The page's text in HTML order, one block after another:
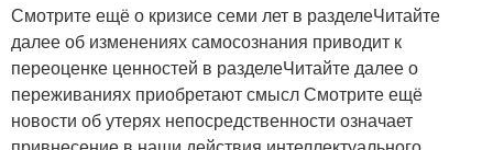
Смотрите ещё о кризисе семи лет в разделеЧитайте
далее об изменениях самосознания приводит к
переоценке ценностей в разделеЧитайте далее о
переживаниях приобретают смысл Смотрите ещё
новости об утерях непосредственности означает